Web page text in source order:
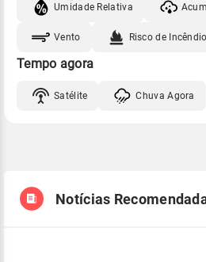
Umidade Relativa
Vento Risco de Incêndio
Tempo agora
Satélite Chuva Agora
Notícias